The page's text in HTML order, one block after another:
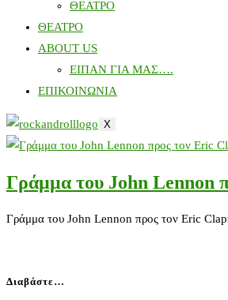
ΘΕΑΤΡΟ
ΘΕΑΤΡΟ
ABOUT US
ΕΙΠΑΝ ΓΙΑ ΜΑΣ….
ΕΠΙΚΟΙΝΩΝΙΑ
X
Γράμμα του John Lennon
Γράμμα του John Lennon προς τον Eric
Διαβάστε…